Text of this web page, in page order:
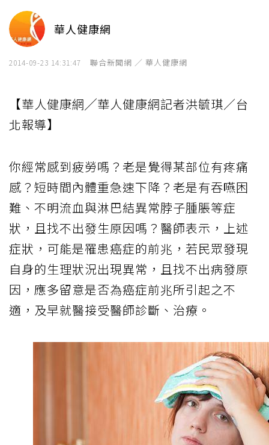
華人健康網
2014-09-23 14:31:47 聯合新聞網 ／ 華人健康網
【華人健康網╱華人健康網記者洪毓琪／台
北報導】
你經常感到疲勞嗎？老是覺得某部位有疼痛
感？短時間內體重急速下降？老是有吞嚥困
難、不明流血與淋巴結異常脖子腫脹等症
狀，且找不出發生原因嗎？醫師表示，上述
症狀，可能是罹患癌症的前兆，若民眾發現
自身的生理狀況出現異常，且找不出病發原
因，應多留意是否為癌症前兆所引起之不
適，及早就醫接受醫師診斷、治療。